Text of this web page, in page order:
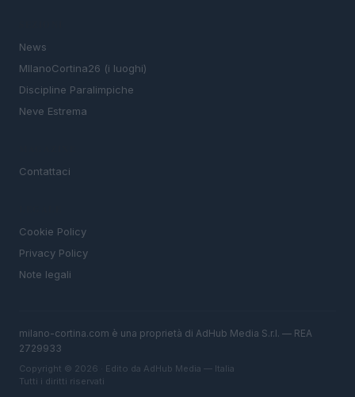
News
MIlanoCortina26 (i luoghi)
Discipline Paralimpiche
Neve Estrema
Contattaci
Cookie Policy
Privacy Policy
Note legali
milano-cortina.com è una proprietà di AdHub Media S.r.l. — REA
2729933
Copyright © 2026 · Edito da AdHub Media — Italia
Tutti i diritti riservati